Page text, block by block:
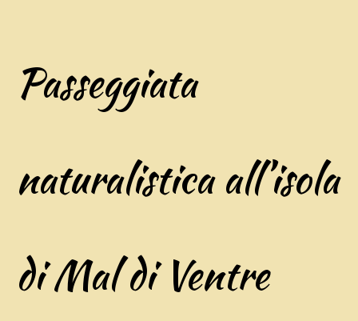
Passeggiata
naturalistica all’isola
di Mal di Ventre